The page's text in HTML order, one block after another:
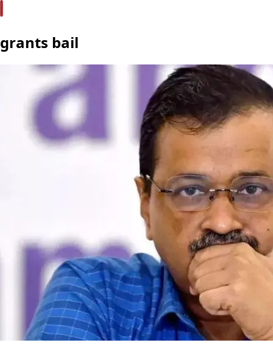
grants bail